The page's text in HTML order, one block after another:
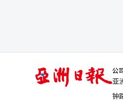
亚
洲
日
公
亚
钟